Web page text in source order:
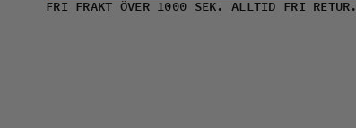
FRI FRAKT ÖVER 1000 SEK. ALLTID FRI RETUR.